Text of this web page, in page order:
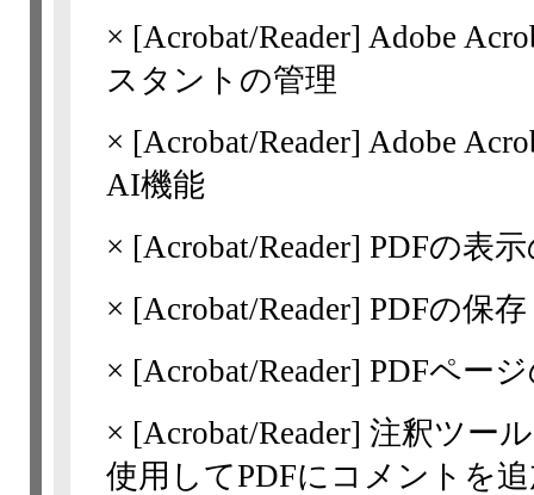
× [Acrobat/Reader] Adobe
スタントの管理
× [Acrobat/Reader] Adobe
AI機能
× [Acrobat/Reader] PDFの表
× [Acrobat/Reader] PDFの保存
× [Acrobat/Reader] PDFペー
× [Acrobat/Reader] 注釈ツー
使用してPDFにコメントを